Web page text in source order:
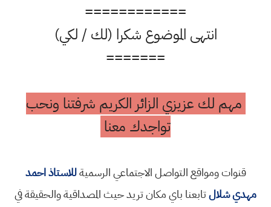
============
انتهى الموضوع شكرا (لك / لكي)
=======
مهم لك عزيزي الزائر الكريم شرفتنا ونحب
تواجدك معنا
قنوات ومواقع التواصل الاجتماعي الرسميةللاستاذ احمد
مهدي شلالتابعنا باي مكان تريد حيث المصداقية والحقيقة في